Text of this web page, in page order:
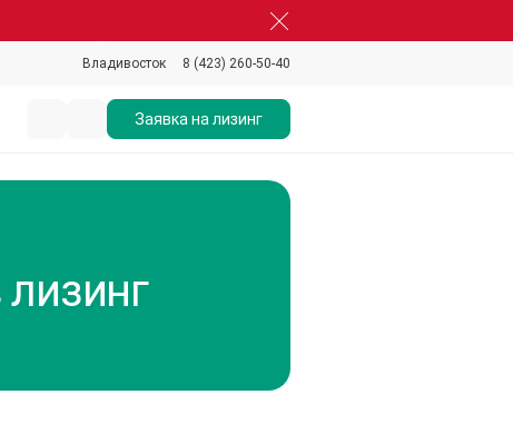
Владивосток 8 (423) 260-50-40
Заявка на лизинг